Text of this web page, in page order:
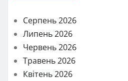
Серпень 2026
Липень 2026
Червень 2026
Травень 2026
Квітень 2026